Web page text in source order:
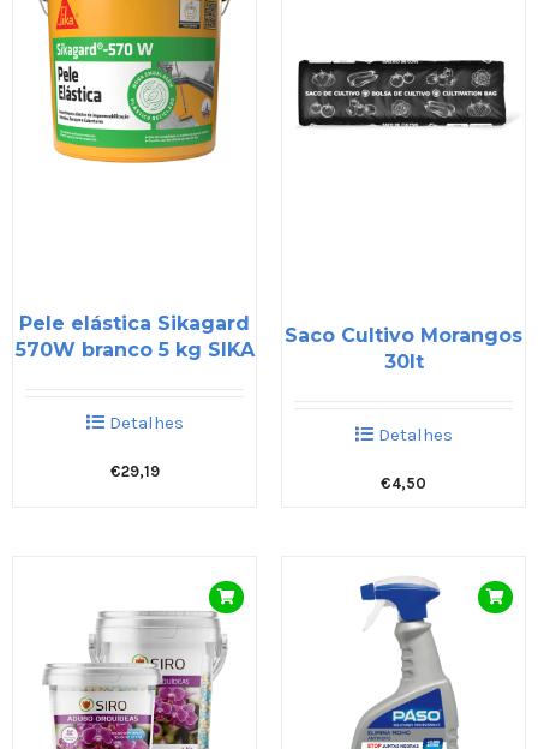
Pele elástica Sikagard
570W branco 5 kg SIKA
Detalhes
€29,19
Saco Cultivo Morangos
30lt
Detalhes
€4,50